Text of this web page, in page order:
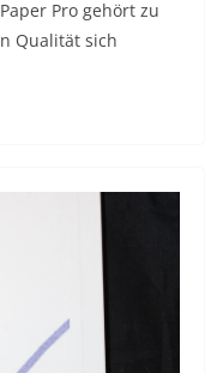
Pro gehört zu
Qualität sich